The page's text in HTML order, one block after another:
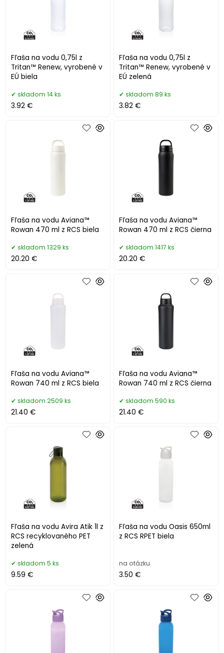
Fľaša na vodu 0,75l z
Tritan™ Renew, vyrobené v
EÚ biela
skladom 14 ks
3.92 €
Fľaša na vodu 0,75l z
Tritan™ Renew, vyrobené v
EÚ zelená
skladom 89 ks
3.82 €
Fľaša na vodu Aviana™
Rowan 470 ml z RCS biela
skladom 1329 ks
20.20 €
Fľaša na vodu Aviana™
Rowan 470 ml z RCS čierna
skladom 1417 ks
20.20 €
Fľaša na vodu Aviana™
Rowan 740 ml z RCS biela
skladom 2509 ks
21.40 €
Fľaša na vodu Aviana™
Rowan 740 ml z RCS čierna
skladom 590 ks
21.40 €
Fľaša na vodu Avira Atik 1l z
RCS recyklovaného PET
zelená
skladom 5 ks
9.59 €
Fľaša na vodu Oasis 650ml
z RCS RPET biela
na otázku
3.50 €